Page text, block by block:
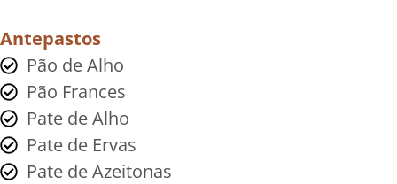
Antepastos
Pão de Alho
Pão Frances
Pate de Alho
Pate de Ervas
Pate de Azeitonas